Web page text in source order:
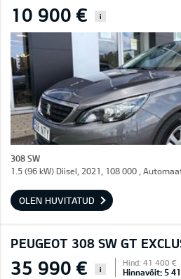
10 900 € i
308 SW
1.5 (96 kW) Diisel, 2021, 108 000 ,
OLEN HUVITATUD
PEUGEOT 308 SW GT
35 990 € i
Hind: 41 400 €
Hinnavõit: 5